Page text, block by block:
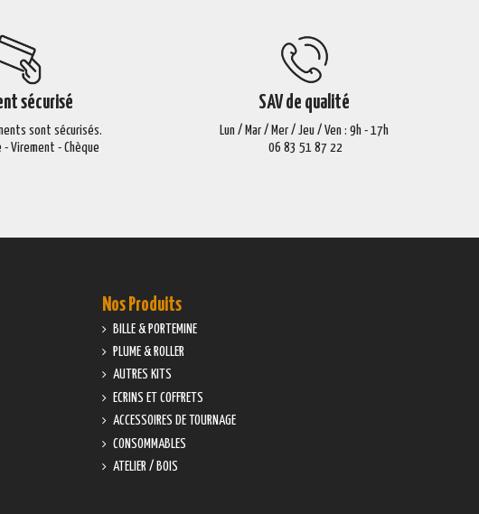
sécurisé
sont sécurisés.
- Virement - Chèque
SAV de qualité
Lun / Mar / Mer / Jeu / Ven : 9h - 17h
06 83 51 87 22
Nos Produits
BILLE & PORTEMINE
PLUME & ROLLER
AUTRES KITS
ECRINS ET COFFRETS
ACCESSOIRES DE TOURNAGE
CONSOMMABLES
ATELIER / BOIS